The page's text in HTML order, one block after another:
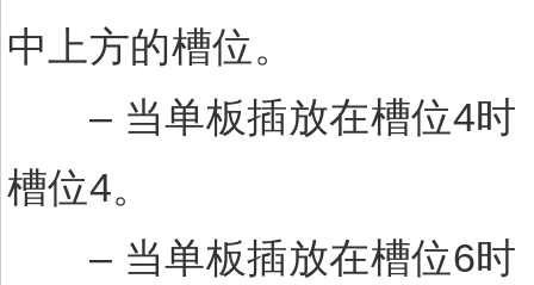
中上方的槽位。
– 当单板插放在槽位4时
槽位4。
– 当单板插放在槽位6时